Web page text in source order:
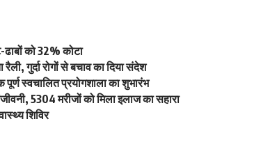
ढाबों को 32% कोटा
गुर्दा रोगों से बचाव का दिया संदेश
स्वचालित प्रयोगशाला का शुभारंभ
5304 मरीजों को मिला इलाज का सहारा
शिविर